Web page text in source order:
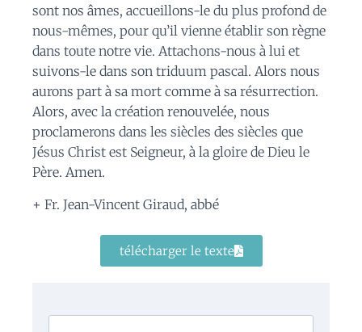
sont nos âmes, accueillons-le du plus profond de
nous-mêmes, pour qu’il vienne établir son règne
dans toute notre vie. Attachons-nous à lui et
suivons-le dans son triduum pascal. Alors nous
aurons part à sa mort comme à sa résurrection.
Alors, avec la création renouvelée, nous
proclamerons dans les siècles des siècles que
Jésus Christ est Seigneur, à la gloire de Dieu le
Père. Amen.
+ Fr. Jean-Vincent Giraud, abbé
télécharger le texte